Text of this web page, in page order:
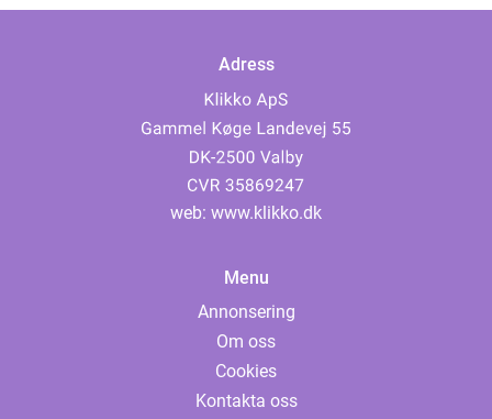
Adress
web: www.klikko.dk
Menu
Annonsering
Om oss
Cookies
Kontakta oss